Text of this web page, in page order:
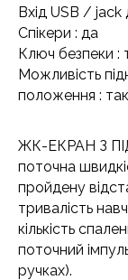
Вхід USB / jack
Спікери : да
Ключ безпеки :
Можливість
положення : так
ЖК-ЕКРАН З
поточна
пройдену
тривалість
кількість
поточний
ручках).